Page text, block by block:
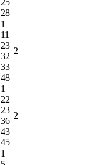
28
1
11
23
32
33
48
2
1
22
23
36
43
45
2
1